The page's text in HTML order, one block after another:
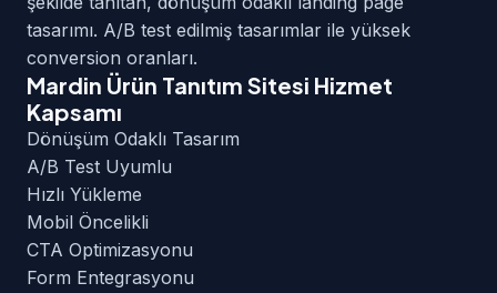
tasarımı. A/B test edilmiş tasarımlar ile yüksek
conversion oranları.
Mardin Ürün Tanıtım Sitesi Hizmet
Kapsamı
Dönüşüm Odaklı Tasarım
A/B Test Uyumlu
Hızlı Yükleme
Mobil Öncelikli
CTA Optimizasyonu
Form Entegrasyonu